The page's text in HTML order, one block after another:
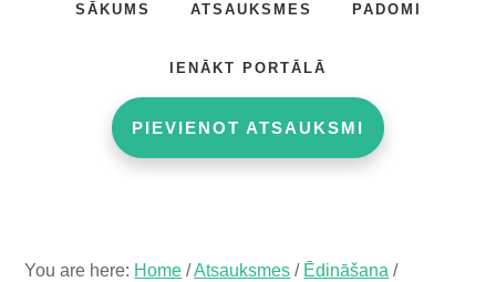
SĀKUMS ATSAUKSMES PADOMI
IENĀKT PORTĀLĀ
PIEVIENOT ATSAUKSMI
You are here: Home /Atsauksmes / Ēdināšana /